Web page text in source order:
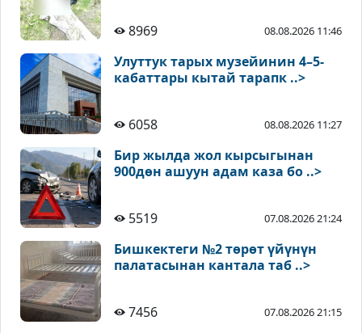
8969 08.08.2026 11:46
Улуттук тарых музейинин 4–5-
кабаттары кытай тарапк ..>
6058 08.08.2026 11:27
Бир жылда жол кырсыгынан
900дөн ашуун адам каза бо ..>
5519 07.08.2026 21:24
Бишкектеги №2 төрөт үйүнүн
палатасынан кантала таб ..>
7456 07.08.2026 21:15